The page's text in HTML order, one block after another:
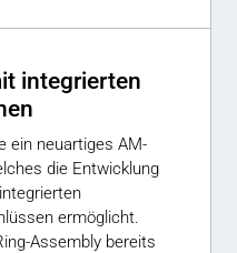
integrierten
ein neuartiges AM-
die Entwicklung
ermöglicht.
Assembly bereits